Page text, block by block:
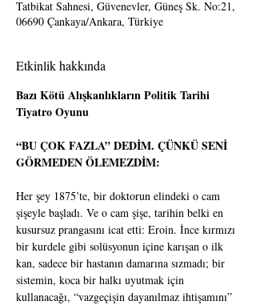
Tatbikat Sahnesi, Güvenevler, Güneş Sk. No:21,
06690 Çankaya/Ankara, Türkiye
Etkinlik hakkında
Bazı Kötü Alışkanlıkların Politik Tarihi
Tiyatro Oyunu
“BU ÇOK FAZLA” DEDİM. ÇÜNKÜ SENİ
GÖRMEDEN ÖLEMEZDİM:
Her şey 1875’te, bir doktorun elindeki o cam
şişeyle başladı. Ve o cam şişe, tarihin belki en
kusursuz prangasını icat etti: Eroin. İnce kırmızı
bir kurdele gibi solüsyonun içine karışan o ilk
kan, sadece bir hastanın damarına sızmadı; bir
sistemin, koca bir halkı uyutmak için
kullanacağı, “vazgeçişin dayanılmaz ihtişamını”